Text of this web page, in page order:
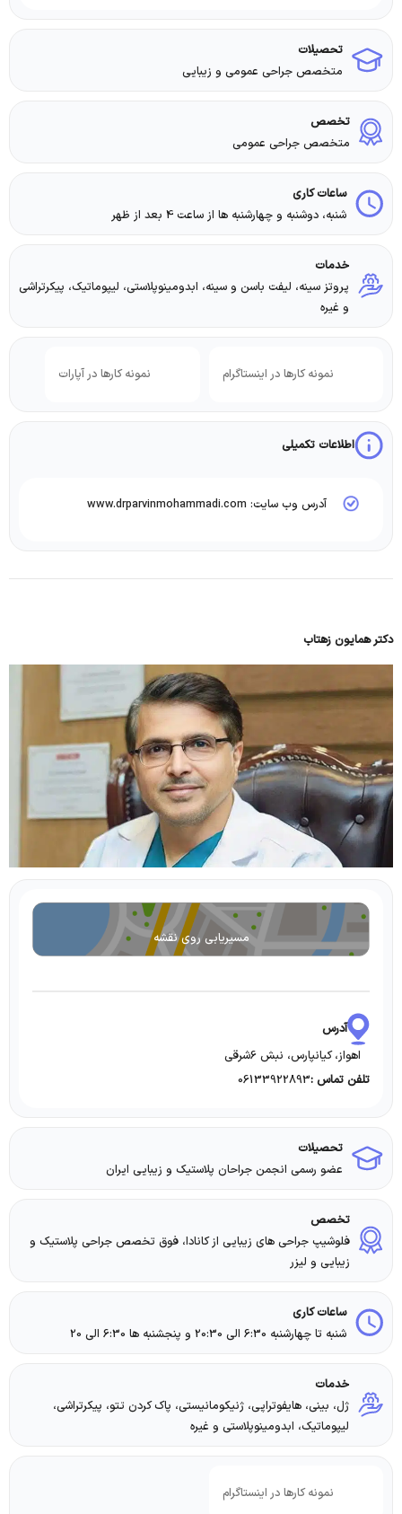
تحصیلات
متخصص جراحی عمومی و زیبایی
تخصص
متخصص جراحی عمومی
ساعات کاری
شنبه، دوشنبه و چهارشنبه ها از ساعت 4 بعد از ظهر
خدمات
پروتز سینه، لیفت باسن و سینه، ابدومینوپلاستی، لیپوماتیک، پیکرتراشی
و غیره
نمونه کارها در اینستاگرام نمونه کارها در آپارات
اطلاعات تکمیلی
آدرس وب سایت: www.drparvinmohammadi.com
دکتر همایون زهتاب
مسیریابی روی نقشه
آدرس
اهواز، کیانپارس، نبش 6شرقی
تلفن تماس :06133922893
تحصیلات
عضو رسمی انجمن جراحان پلاستیک و زيبايي ايران
تخصص
فلوشیپ جراحی های زیبایی از کانادا، فوق تخصص جراحی پلاستیک و
زیبایی و ليزر
ساعات کاری
شنبه تا چهارشنبه 6:30 الی 20:30 و پنجشنبه ها 6:30 الی 20
خدمات
ژل، بینی، هایفوتراپی، ژنیکومانیستی، پاک کردن تتو، پیکرتراشی،
لیپوماتیک، ابدومینوپلاستی و غیره
نمونه کارها در اینستاگرام